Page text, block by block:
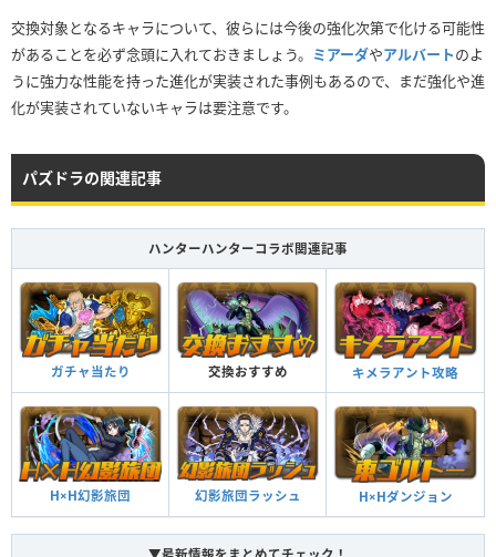
交換対象となるキャラについて、彼らには今後の強化次第で化ける可能性
があることを必ず念頭に入れておきましょう。 ミアーダやアルバートのよ
うに強力な性能を持った進化が実装された事例もあるので、まだ強化や進
化が実装されていないキャラは要注意です。
パズドラの関連記事
ハンターハンターコラボ関連記事
ガチャ当たり 交換おすすめ キメラアント攻略
H×H幻影旅団 幻影旅団ラッシュ H×Hダンジョン